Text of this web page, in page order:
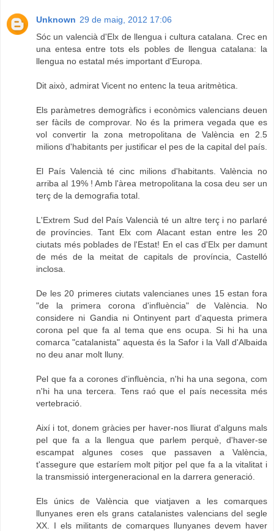
Unknown 29 de maig, 2012 17:06
Sóc un valencià d'Elx de llengua i cultura catalana. Crec en
una entesa entre tots els pobles de llengua catalana: la
llengua no estatal més important d'Europa.
Dit això, admirat Vicent no entenc la teua aritmètica.
Els paràmetres demogràfics i econòmics valencians deuen
ser fàcils de comprovar. No és la primera vegada que es
vol convertir la zona metropolitana de València en 2.5
milions d'habitants per justificar el pes de la capital del país.
El País Valencià té cinc milions d'habitants. València no
arriba al 19% ! Amb l'àrea metropolitana la cosa deu ser un
terç de la demografia total.
L'Extrem Sud del País Valencià té un altre terç i no parlaré
de províncies. Tant Elx com Alacant estan entre les 20
ciutats més poblades de l'Estat! En el cas d'Elx per damunt
de més de la meitat de capitals de província, Castelló
inclosa.
De les 20 primeres ciutats valencianes unes 15 estan fora
"de la primera corona d'influència" de València. No
considere ni Gandia ni Ontinyent part d'aquesta primera
corona pel que fa al tema que ens ocupa. Si hi ha una
comarca "catalanista" aquesta és la Safor i la Vall d'Albaida
no deu anar molt lluny.
Pel que fa a corones d'influència, n'hi ha una segona, com
n'hi ha una tercera. Tens raó que el país necessita més
vertebració.
Així i tot, donem gràcies per haver-nos lliurat d'alguns mals
pel que fa a la llengua que parlem perquè, d'haver-se
escampat algunes coses que passaven a València,
t'assegure que estaríem molt pitjor pel que fa a la vitalitat i
la transmissió intergeneracional en la darrera generació.
Els únics de València que viatjaven a les comarques
llunyanes eren els grans catalanistes valencians del segle
XX. I els militants de comarques llunyanes devem haver